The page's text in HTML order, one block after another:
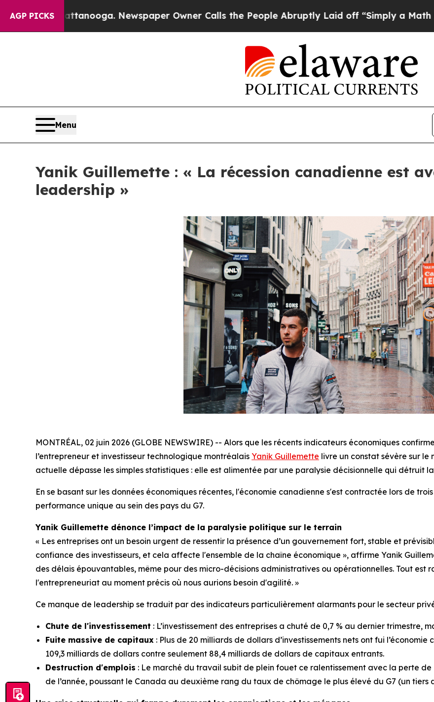
AGP PICKS
Chattanooga. Newspaper Owner Calls the People Abruptly Laid off “Simply a Math Problem
Menu
Yanik Guillemette : « La récession canadienne est
leadership »
MONTRÉAL, 02 juin 2026 (GLOBE NEWSWIRE) -- Alors que les récents indicateurs économiques
l’entrepreneur et investisseur technologique montréalais Yanik Guillemette livre un constat sévère sur
actuelle dépasse les simples statistiques : elle est alimentée par une paralysie décisionnelle qui détruit
En se basant sur les données économiques récentes, l'économie canadienne s'est contractée lors de
performance unique au sein des pays du G7.
Yanik Guillemette dénonce l’impact de la paralysie politique sur le terrain
« Les entreprises ont un besoin urgent de ressentir la présence d’un gouvernement fort, stable et
confiance des investisseurs, et cela affecte l'ensemble de la chaîne économique », affirme Yanik
des délais épouvantables, même pour des micro-décisions administratives ou opérationnelles. Tout
l'entrepreneuriat au moment précis où nous aurions besoin d'agilité. »
Ce manque de leadership se traduit par des indicateurs particulièrement alarmants pour le secteur
Chute de l'investissement : L’investissement des entreprises a chuté de 0,7 % au dernier trimestre,
Fuite massive de capitaux : Plus de 20 milliards de dollars d’investissements nets ont fui
109,3 milliards de dollars contre seulement 88,4 milliards de dollars de capitaux entrants.
Destruction d'emplois : Le marché du travail subit de plein fouet ce ralentissement avec la perte de
de l’année, poussant le Canada au deuxième rang du taux de chômage le plus élevé du G7 (un tiers